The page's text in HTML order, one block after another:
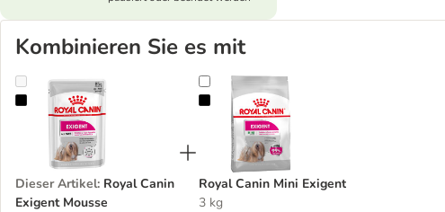
Kombinieren Sie es mit
Royal Canin Exigent Mousse
Dieser Artikel: Royal Canin
Exigent Mousse
Royal Canin Mini Exigent
Royal Canin Mini Exigent
3 kg